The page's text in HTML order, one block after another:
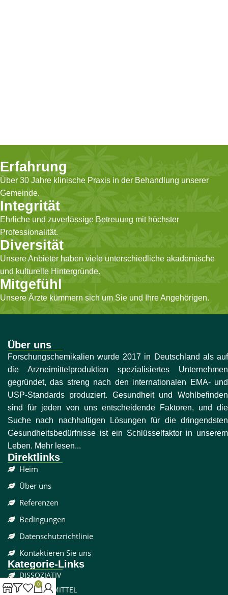
Erfahrung
Über 30 Jahre klinische Praxis in der Behandlung unserer
Gemeinde.
Integrität
Ehrliche und zuverlässige Betreuung mit höchster
Professionalität.
Diversität
Unsere Anbieter haben viele unterschiedliche akademische
und kulturelle Hintergründe.
Mitgefühl
Unsere Ärzte kümmern sich um Sie und Ihre Angehörigen.
Über uns
Forschungschemikalien wurde 2017 in Deutschland als auf
die Arzneimittelproduktion spezialisiertes Unternehmen
gegründet, das streng nach den internationalen EMA- und
USP-Standards produziert. Gesundheit und Wohlbefinden
sind für jeden von uns entscheidende Faktoren, und die
Suche nach nachhaltigen Lösungen für die dringendsten
Gesundheitsbedürfnisse ist ein Schlüsselfaktor in unserem
Leben. Mehr lesen...
Direktlinks
Heim
Über uns
Referenzen
Bedingungen
Datenschutzrichtlinie
Kontaktieren Sie uns
Kategorie-Links
DISSOZIATIV
SCHMERZMITTEL
0